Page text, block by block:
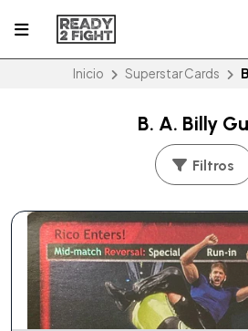
Inicio Superstar Cards
B. A. Billy
Filtros